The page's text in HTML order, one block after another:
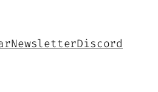
NewsletterDiscord